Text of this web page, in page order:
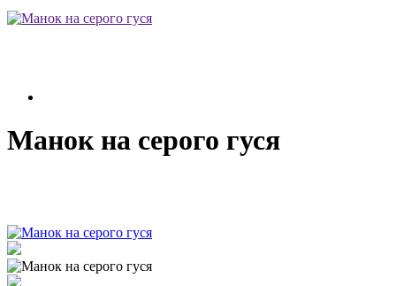
Манок на серого гуся